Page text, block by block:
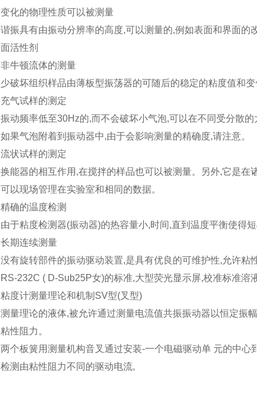
变化的物理性质可以被测量
谐振具有由振动分辨率的高度,可以测量的,例如表面和界面的
面活性剂
非牛顿流体的测量
少破坏组织样品由薄板型振荡器的可随后的稳定的粘度值和变
充气试样的测定
振动频率低至30Hz的,而不会破坏小气泡,可以在不同受分散的
如果气泡附着到振动器中,由于会影响测量的精确度,请注意。
流状试样的测定
换能器的相互作用,在搅拌的样品也可以被测量。另外,它是在
可以现场管理在实验室和相同的数据。
精确的温度检测
由于粘度检测器(振动器)的热容量小,时间,直到温度平衡使得
长期连续测量
没有旋转部件的振动驱动装置,是具有优良的可维护性,允许粘
RS-232C ( D-Sub25P女)的标准,大型荧光显示屏,校准标准溶
粘度计测量理论和机制SV型(叉型)
测量理论的液体,被允许通过测量电流值共振振动器以恒定振
粘性阻力。
两个板簧用测量机构音叉通过安装-一个电磁驱动单 元的中心
检测由粘性阻力不同的驱动电流,